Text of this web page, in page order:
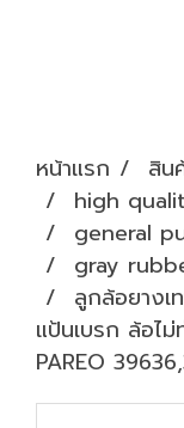
หน้าแรก
สิน
high
general
gray
ลูกล้อยางเ
แป้นเบรก ล้อไ
PAREO